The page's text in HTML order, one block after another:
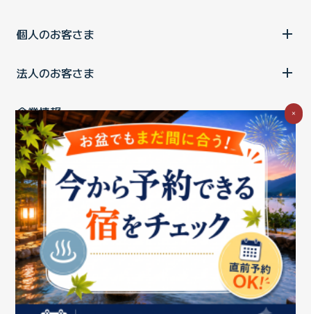
個人のお客さま
法人のお客さま
企業情報
ご利用中の方
お問い合わせ消費税の表示 ウェブアクセシビリティの取り組み
個人情報保護ポリシープライバシーポータル
Cookieポリシー
特定商取引法に基づく表記情報セキュリティ基本方針
商標についてBIGLOBEトップ
×